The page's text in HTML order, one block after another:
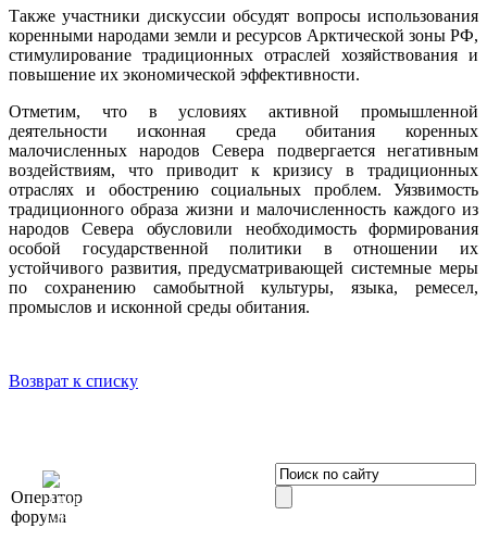
Также участники дискуссии обсудят вопросы использования
коренными народами земли и ресурсов Арктической зоны РФ,
стимулирование традиционных отраслей хозяйствования и
повышение их экономической эффективности.
Отметим, что в условиях активной промышленной
деятельности исконная среда обитания коренных
малочисленных народов Севера подвергается негативным
воздействиям, что приводит к кризису в традиционных
отраслях и обострению социальных проблем. Уязвимость
традиционного образа жизни и малочисленность каждого из
народов Севера обусловили необходимость формирования
особой государственной политики в отношении их
устойчивого развития, предусматривающей системные меры
по сохранению самобытной культуры, языка, ремесел,
промыслов и исконной среды обитания.
Возврат к списку
Оператор
форума
Элит»
196191, г. Санкт-Петербург,